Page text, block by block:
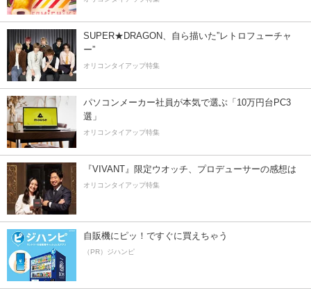
SUPER★DRAGON、自ら描いた”レトロフューチャ
ー”
オリコンタイアップ特集
パソコンメーカー社員が本気で選ぶ「10万円台PC3
選」
オリコンタイアップ特集
『VIVANT』限定ウオッチ、プロデューサーの感想は
オリコンタイアップ特集
自販機にピッ！ですぐに買えちゃう
（PR）ジハンピ